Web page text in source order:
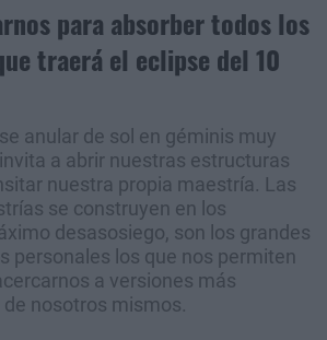
para absorber todos los
traerá el eclipse del 10
anular de sol en géminis muy
a abrir nuestras estructuras
nuestra propia maestría. Las
se construyen en los
desasosiego, son los grandes
personales los que nos permiten
a versiones más
nosotros mismos.